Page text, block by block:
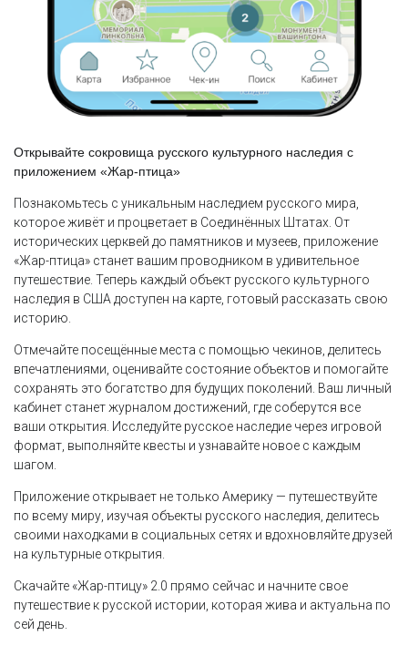
Открывайте сокровища русского культурного наследия с
приложением «Жар-птица»
Познакомьтесь с уникальным наследием русского мира,
которое живёт и процветает в Соединённых Штатах. От
исторических церквей до памятников и музеев, приложение
«Жар-птица» станет вашим проводником в удивительное
путешествие. Теперь каждый объект русского культурного
наследия в США доступен на карте, готовый рассказать свою
историю.
Отмечайте посещённые места с помощью чекинов, делитесь
впечатлениями, оценивайте состояние объектов и помогайте
сохранять это богатство для будущих поколений. Ваш личный
кабинет станет журналом достижений, где соберутся все
ваши открытия. Исследуйте русское наследие через игровой
формат, выполняйте квесты и узнавайте новое с каждым
шагом.
Приложение открывает не только Америку — путешествуйте
по всему миру, изучая объекты русского наследия, делитесь
своими находками в социальных сетях и вдохновляйте друзей
на культурные открытия.
Скачайте «Жар-птицу» 2.0 прямо сейчас и начните свое
путешествие к русской истории, которая жива и актуальна по
сей день.